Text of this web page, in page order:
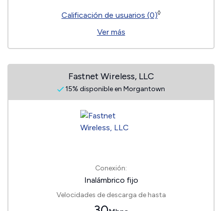
Calificación de usuarios (0)◊
Ver más
Fastnet Wireless, LLC
15% disponible en Morgantown
Conexión:
Inalámbrico fijo
Velocidades de descarga de hasta